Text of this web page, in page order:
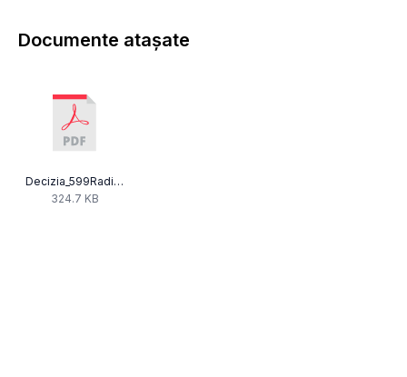
Documente atașate
Decizia_599Radio_Accent_som_art_12-2a_din_Dec277.pdf
324.7 KB